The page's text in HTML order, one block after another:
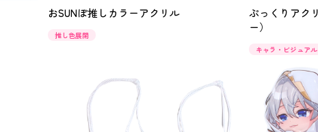
おSUNぽ推しカラーアクリル
推し色展開
ぷっくりアク
ー）
キャラ・ビジュアル